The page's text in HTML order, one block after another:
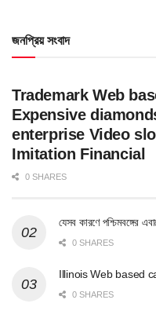
জনপ্রিয় সংবাদ
Trademark Web
Expensive
enterprise Video
Imitation Financial
0 SHARES
যেসব কারণে পশ্চিমবঙ্গের
0 SHARES
Illinois Web based
0 SHARES